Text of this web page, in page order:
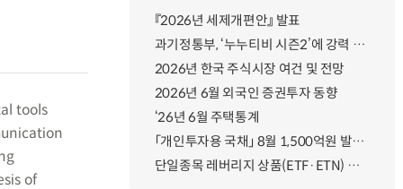
tools
of
『2026년 세제개편안』 발표
과기정통부, ‘누누티비 시즌2’에 강력 대응 의지 밝혀
2026년 한국 주식시장 여건 및 전망
2026년 6월 외국인 증권투자 동향
‘26년 6월 주택통계
「개인투자용 국채」 8월 1,500억원 발행 예정
단일종목 레버리지 상품(ETF·ETN) 기본예탁금 강화 조기시행 방안 안내